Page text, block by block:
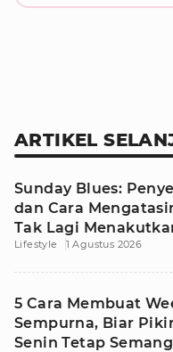
ARTIKEL
Sunday Blues:
dan Cara
Tak Lagi
Lifestyle 1 Agustus 2026
5 Cara Membuat
Sempurna, Biar
Senin Tetap